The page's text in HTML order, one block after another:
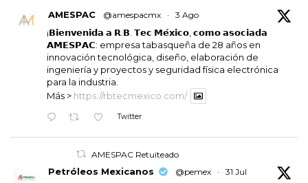
AMESPAC @amespacmx · 3 Ago
¡𝗕𝗶𝗲𝗻𝘃𝗲𝗻𝗶𝗱𝗮 𝗮 𝗥.𝗕. 𝗧𝗲𝗰 𝗠𝗲́𝘅𝗶𝗰𝗼, 𝗰𝗼𝗺𝗼 𝗮𝘀𝗼𝗰𝗶𝗮𝗱𝗮
𝗔𝗠𝗘𝗦𝗣𝗔𝗖: empresa tabasqueña de 28 años en
innovación tecnológica, diseño, elaboración de
ingeniería y proyectos y seguridad física electrónica
para la industria.
Más > https://rbtecmexico.com/
Twitter
AMESPAC Retuiteado
Petróleos Mexicanos @pemex · 31 Jul